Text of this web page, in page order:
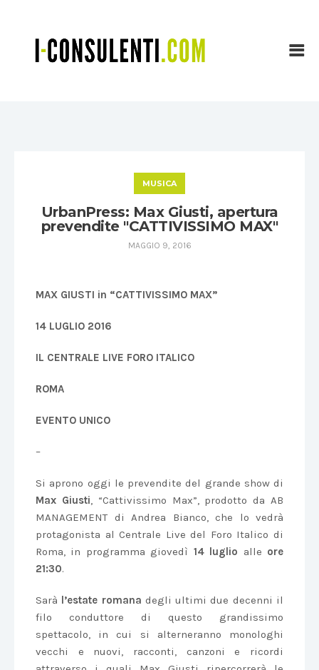
MUSICA
UrbanPress: Max Giusti, apertura
prevendite "CATTIVISSIMO MAX"
MAGGIO 9, 2016
MAX GIUSTI in “CATTIVISSIMO MAX”
14 LUGLIO 2016
IL CENTRALE LIVE FORO ITALICO
ROMA
EVENTO UNICO
–
Si aprono oggi le prevendite del grande show di
Max Giusti, “Cattivissimo Max”, prodotto da AB
MANAGEMENT di Andrea Bianco, che lo vedrà
protagonista al Centrale Live del Foro Italico di
Roma, in programma giovedì 14 luglio alle ore
21:30.
Sarà l’estate romana degli ultimi due decenni il
filo conduttore di questo grandissimo
spettacolo, in cui si alterneranno monologhi
vecchi e nuovi, racconti, canzoni e ricordi